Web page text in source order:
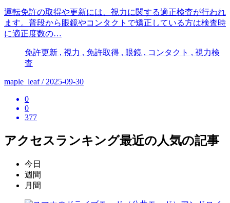
運転免許の取得や更新には、視力に関する適正検査が行われ
ます。普段から眼鏡やコンタクトで矯正している方は検査時
に適正度数の…
免許更新 , 視力 , 免許取得 , 眼鏡 , コンタクト , 視力検
査
maple_leaf / 2025-09-30
0
0
377
アクセスランキング最近の人気の記事
今日
週間
月間